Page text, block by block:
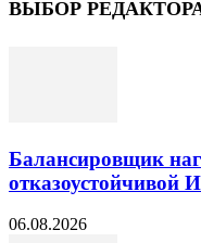
ВЫБОР
Балансировщик
отказоустойчивой
06.08.2026